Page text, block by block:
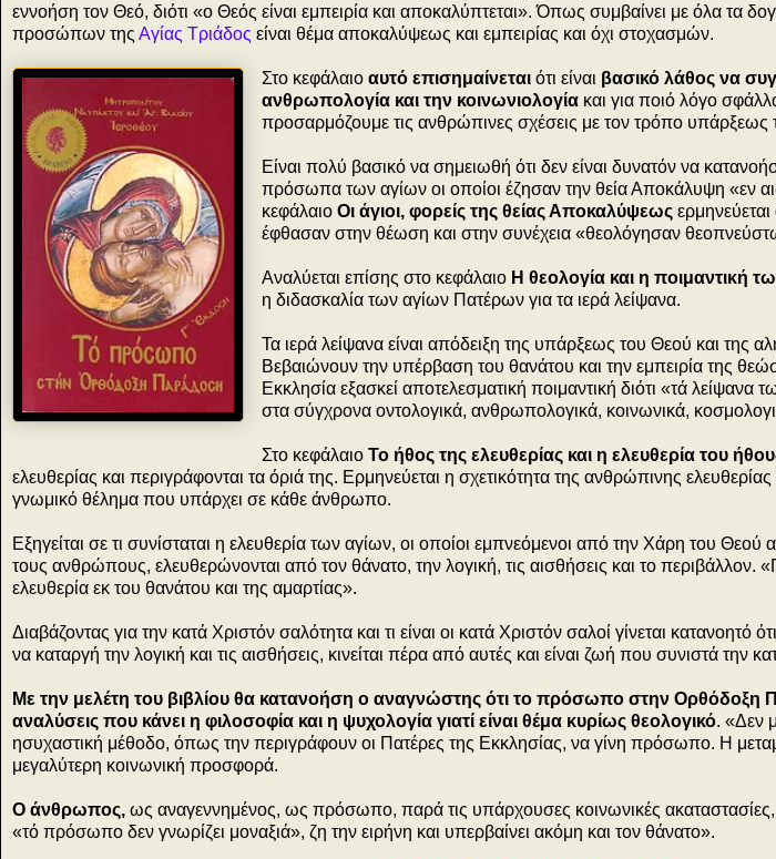
εννοήση τον Θεό, διότι «ο Θεός είναι εμπειρία και αποκαλύπτεται». Όπως συμβαίνει με όλα τα
προσώπων της Αγίας Τριάδος είναι θέμα αποκαλύψεως και εμπειρίας και όχι στοχασμών.
Στο κεφάλαιο αυτό επισημαίνεται ότι είναι βασικό λάθος να
ανθρωπολογία και την κοινωνιολογίακαι για ποιό λόγο
προσαρμόζουμε τις ανθρώπινες σχέσεις με τον τρόπο
Είναι πολύ βασικό να σημειωθή ότι δεν είναι δυνατόν να
πρόσωπα των αγίων οι οποίοι έζησαν την θεία Αποκάλυψη «εν
κεφάλαιο Οι άγιοι, φορείς της θείας Αποκαλύψεως
έφθασαν στην θέωση και στην συνέχεια «θεολόγησαν
Αναλύεται επίσης στο κεφάλαιο Η θεολογία και η ποιμαντική
η διδασκαλία των αγίων Πατέρων για τα ιερά λείψανα.
Τα ιερά λείψανα είναι απόδειξη της υπάρξεως του Θεού και της
Βεβαιώνουν την υπέρβαση του θανάτου και την εμπειρία της
Εκκλησία εξασκεί αποτελεσματική ποιμαντική διότι «τά λείψανα
στα σύγχρονα οντολογικά, ανθρωπολογικά, κοινωνικά,
Στο κεφάλαιο Το ήθος της ελευθερίας και η ελευθερία του
ελευθερίας και περιγράφονται τα όριά της. Ερμηνεύεται η σχετικότητα της ανθρώπινης ελευθερίας
γνωμικό θέλημα που υπάρχει σε κάθε άνθρωπο.
Εξηγείται σε τι συνίσταται η ελευθερία των αγίων, οι οποίοι εμπνεόμενοι από την Χάρη του
τους ανθρώπους, ελευθερώνονται από τον θάνατο, την λογική, τις αισθήσεις και το περιβάλλον.
ελευθερία εκ του θανάτου και της αμαρτίας».
Διαβάζοντας για την κατά Χριστόν σαλότητα και τι είναι οι κατά Χριστόν σαλοί γίνεται κατανοητό
να καταργή την λογική και τις αισθήσεις, κινείται πέρα από αυτές και είναι ζωή που συνιστά την
Με την μελέτη του βιβλίου θα κατανοήση ο αναγνώστης ότι το πρόσωπο στην Ορθόδοξη
αναλύσεις που κάνει η φιλοσοφία και η ψυχολογία γιατί είναι θέμα κυρίως θεολογικό. «Δεν
ησυχαστική μέθοδο, όπως την περιγράφουν οι Πατέρες της Εκκλησίας, να γίνη πρόσωπο. Η
μεγαλύτερη κοινωνική προσφορά.
Ο άνθρωπος, ως αναγεννημένος, ως πρόσωπο, παρά τις υπάρχουσες κοινωνικές ακαταστασίες,
«τό πρόσωπο δεν γνωρίζει μοναξιά», ζη την ειρήνη και υπερβαίνει ακόμη και τον θάνατο».